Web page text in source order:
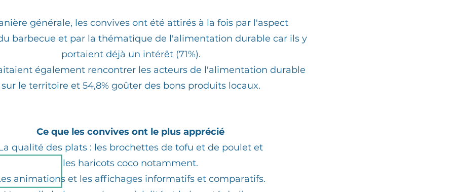
générale, les convives ont été attirés à la fois par l'aspect
barbecue et par la thématique de l'alimentation durable car ils y
portaient déjà un intérêt (71%).
également rencontrer les acteurs de l'alimentation durable
sur le territoire et 54,8% goûter des bons produits locaux.
Ce que les convives ont le plus apprécié
qualité des plats : les brochettes de tofu et de poulet et
les haricots coco notamment.
animations et les affichages informatifs et comparatifs.